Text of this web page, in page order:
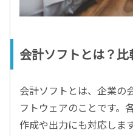
会計ソフトとは？
会計ソフトとは、企業の
フトウェアのことです。
作成や出力にも対応します